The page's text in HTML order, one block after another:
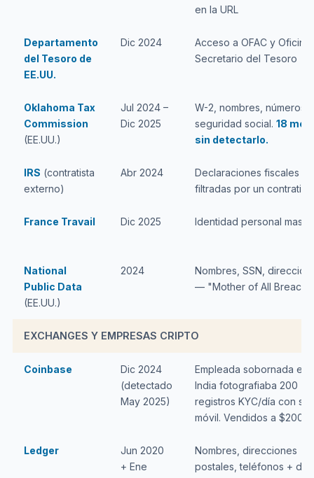
en la URL
Departamento
del Tesoro de
EE.UU.
Dic 2024
Acceso a OFAC y Oficina
Secretario del Tesoro
Oklahoma Tax
Commission
(EE.UU.)
Jul 2024 –
Dic 2025
W-2, nombres, números
seguridad social. 18
sin detectarlo.
IRS (contratista
externo)
Abr 2024
Declaraciones fiscales
filtradas por un contratista
France Travail Dic 2025 Identidad personal
National
Public Data
(EE.UU.)
2024
Nombres, SSN,
— "Mother of All
EXCHANGES Y EMPRESAS CRIPTO
Coinbase
Dic 2024
(detectado
May 2025)
Empleada sobornada en
India fotografiaba 200
registros KYC/día con su
móvil. Vendidos a $200/
Ledger
Jun 2020
+ Ene
Nombres, direcciones
postales, teléfonos +